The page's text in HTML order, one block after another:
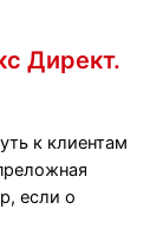
Директ.
к клиентам
если о